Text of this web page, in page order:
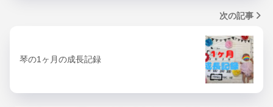
次の記事
琴の1ヶ月の成長記録